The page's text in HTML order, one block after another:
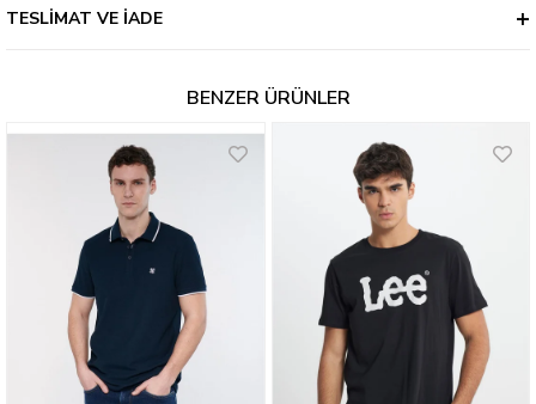
TESLIMAT VE İADE
BENZER ÜRÜNLER